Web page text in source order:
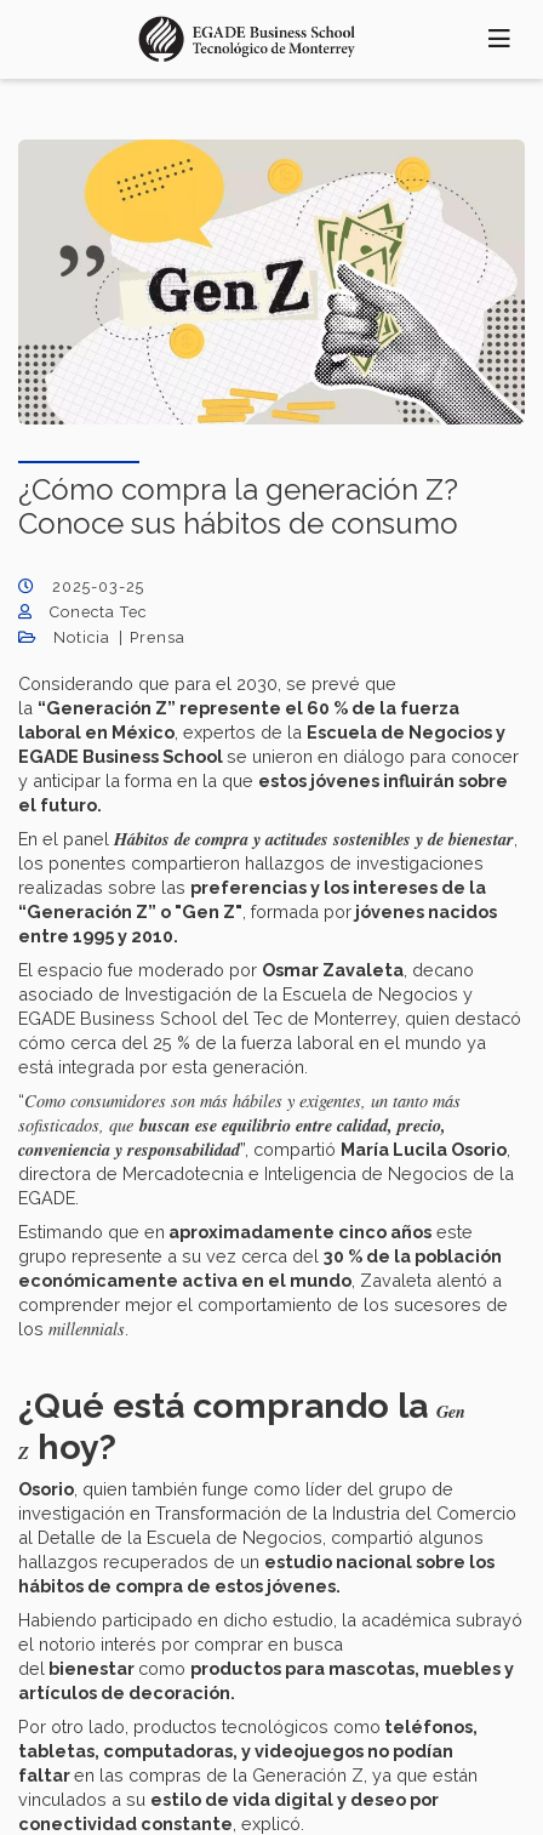
principal
¿Cómo compra la generación Z?
Conoce sus hábitos de consumo
2025-03-25
Conecta Tec
Noticia
Prensa
Considerando que para el 2030, se prevé que
la “Generación Z” represente el 60 % de la fuerza
laboral en México , expertos de la Escuela de Negocios y
EGADE Business Schoolse unieron en diálogo para conocer
y anticipar la forma en la que estos jóvenes influirán sobre
el futuro.
En el panel Hábitos de compra y actitudes sostenibles y de bienestar
los ponentes compartieron hallazgos de investigaciones
realizadas sobre las preferencias y los intereses de la
“Generación Z” o "Gen Z" , formada por jóvenes nacidos
entre 1995 y 2010.
El espacio fue moderado por Osmar Zavaleta , decano
asociado de Investigación de la Escuela de Negocios y
EGADE Business School del Tec de Monterrey, quien destacó
cómo cerca del 25 % de la fuerza laboral en el mundo ya
está integrada por esta generación.
“Como consumidores son más hábiles y exigentes, un tanto más
sofisticados, que buscan ese equilibrio entre calidad, precio,
conveniencia y responsabilidad”, compartió María Lucila Osorio
directora de Mercadotecnia e Inteligencia de Negocios de la
EGADE.
Estimando que en aproximadamente cinco años este
grupo represente a su vez cerca del 30 % de la población
económicamente activa en el mundo , Zavaleta alentó a
comprender mejor el comportamiento de los sucesores de
los millennials
¿Qué está comprando la Gen
Z hoy?
Osorio , quien también funge como líder del grupo de
investigación en Transformación de la Industria del Comercio
al Detalle de la Escuela de Negocios, compartió algunos
hallazgos recuperados de un estudio nacional sobre los
hábitos de compra de estos jóvenes.
Habiendo participado en dicho estudio, la académica subrayó
el notorio interés por comprar en busca
del bienestar como productos para mascotas, muebles y
artículos de decoración.
Por otro lado, productos tecnológicos como teléfonos,
tabletas, computadoras, y videojuegos no podían
faltaren las compras de la Generación Z, ya que están
vinculados a su estilo de vida digital y deseo por
conectividad constante , explicó.